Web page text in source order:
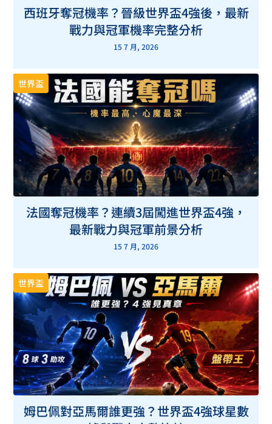
西班牙奪冠機率？晉級世界盃4強後，最新
戰力與冠軍機率完整分析
15 7 月, 2026
世界盃
法國奪冠機率？連續3屆闖進世界盃4強，
最新戰力與冠軍前景分析
15 7 月, 2026
世界盃
姆巴佩對亞馬爾誰更強？世界盃4強球星數